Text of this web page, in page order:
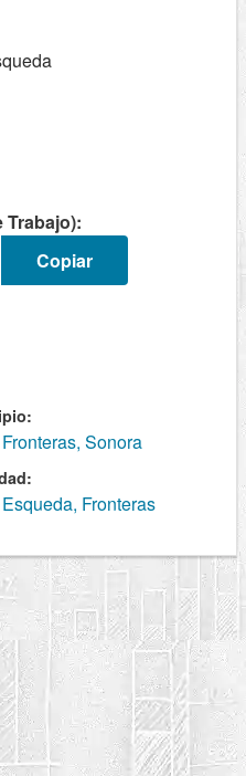
Trabajo):
Copiar
Sonora
Fronteras